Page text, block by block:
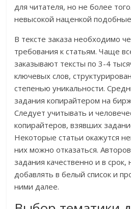
для читателя, но не более
невысокой наценкой
В тексте заказа необходимо
требования к статьям. Чаще
заказывают тексты по 3-4
ключевых слов,
степенью уникальности.
задания копирайтером на
Следует учитывать и
копирайтеров, взявших
Некоторые статьи окажутся
них можно отказаться.
задания качественно и в
добавлять в белый список и
ними далее.